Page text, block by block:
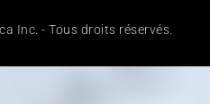
Inc. - Tous droits réservés.